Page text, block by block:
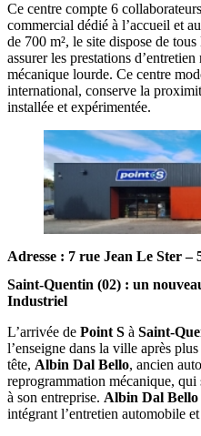
Ce centre compte 6
commercial dédié à l’accueil et
de 700 m², le site dispose de
assurer les prestations
mécanique lourde. Ce centre
international, conserve la
installée et expérimentée.
Adresse : 7 rue Jean Le Ster –
Saint-Quentin (02) : un
Industriel
L’arrivée de Point S à Saint-
l’enseigne dans la ville après
tête, Albin Dal Bello, ancien
reprogrammation mécanique, qui
à son entreprise. Albin Dal Bello
intégrant l’entretien automobile